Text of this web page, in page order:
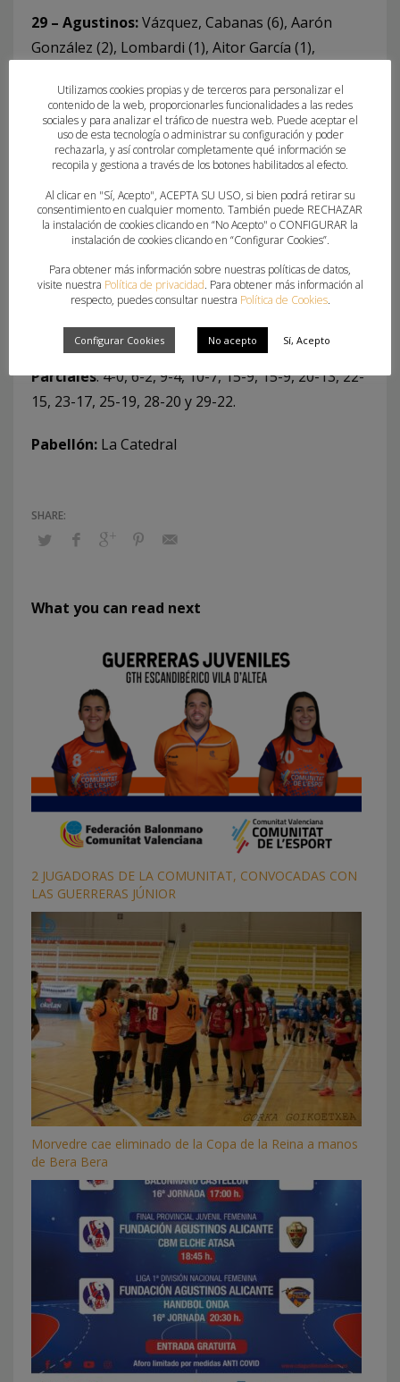
29 – Agustinos:Vázquez, Cabanas (6), Aarón
González (2), Lombardi (1), Aitor García (1),
(1), Reinante, Calderón (5), Carballo, Gabriel
Navarro (2), Hugo Ponce (1), Santiago Laredo (2) y
Jorge Laredo (1)
22 – Elche:Jover, López (1), Llorens (1), Adrián
Labañera (1), Matarredona, Sánchex, Carlos Pérez
(6), Didac (3),Marín, Navarro, Gil, Miguel Ángel
Labañera (4), Saura (1), Aguayo (1),Navalón y
Espinosa (4)
Árbitros:David Montes y Armanfo Abel
Parciales: 4-0, 6-2, 9-4, 10-7, 15-9, 15-9, 20-13, 22-
15, 23-17, 25-19, 28-20 y 29-22.
Pabellón: La Catedral
What you can read next
2 JUGADORAS DE LA COMUNITAT, CONVOCADAS CON
LAS GUERRERAS JÚNIOR
Morvedre cae eliminado de la Copa de la Reina a manos
de Bera Bera
Utilizamos cookies propias y de terceros para personalizar el
contenido de la web, proporcionarles funcionalidades a las redes
sociales y para analizar el tráfico de nuestra web. Puede aceptar el
uso de esta tecnología o administrar su configuración y poder
rechazarla, y así controlar completamente qué información se
recopila y gestiona a través de los botones habilitados al efecto.
Al clicar en "Sí, Acepto", ACEPTA SU USO, si bien podrá retirar su
consentimiento en cualquier momento. También puede RECHAZAR
la instalación de cookies clicando en “No Acepto" o CONFIGURAR la
instalación de cookies clicando en “Configurar Cookies”.
Para obtener más información sobre nuestras políticas de datos,
visite nuestra Política de privacidad. Para obtener más información al
respecto, puedes consultar nuestra Política de Cookies.
Configurar Cookies No acepto Sí, Acepto